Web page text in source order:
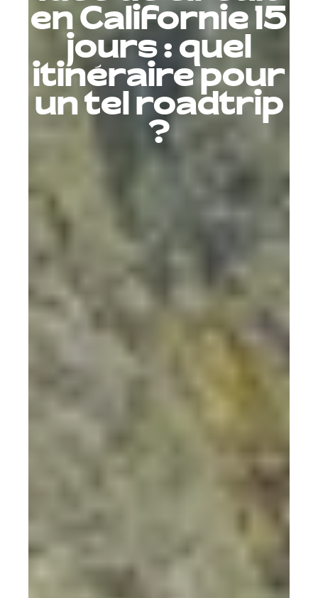
en Californie 15
jours : quel
itinéraire pour
un tel roadtrip
?